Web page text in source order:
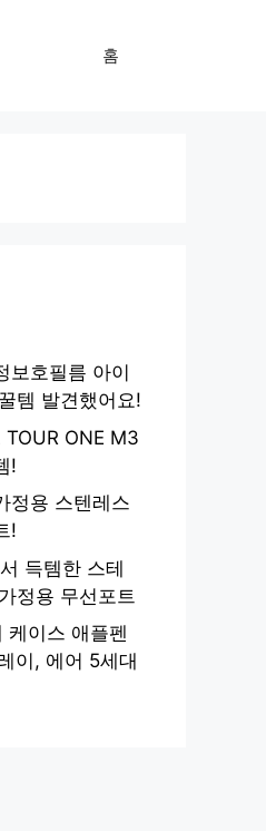
홈
보호필름 아이
템 발견했어요!
ONE M3
!
정용 스텐레스
!
득템한 스테
정용 무선포트
케이스 애플펜
이, 에어 5세대